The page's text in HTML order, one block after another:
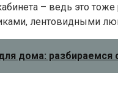
– ведь это
лентовидными
дома: разбираемся